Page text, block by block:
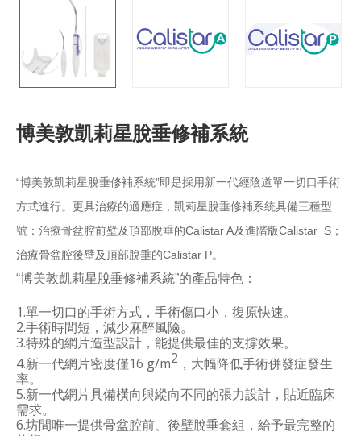
博美敦凱莉星脫垂修補系統
“博美敦凱莉星脫垂修補系統”即是採用新一代經陰道單一切口手術
方式進行。更具治療的適應症，凱莉星脫垂修補系統具備三種型
號：治療骨盆腔前壁及頂部脫垂的Calistar A及進階版Calistar S；
治療骨盆腔後壁及頂部脫垂的Calistar P。
“博美敦凱莉星脫垂修補系統”的產品特色：
1.單一切口的手術方式，手術傷口小，復原快速。
2.手術時間短，減少麻醉風險。
3.特殊的網片造型設計，能提供最佳的支撐效果。
4.新一代網片密度僅16 g/m2 ，大幅降低手術併發症發生
率。
5.新一代網片具備橫向與縱向不同的張力設計，貼近臨床
需求。
6.坊間唯一提供骨盆腔前、後壁脫垂套組，給予最完整的